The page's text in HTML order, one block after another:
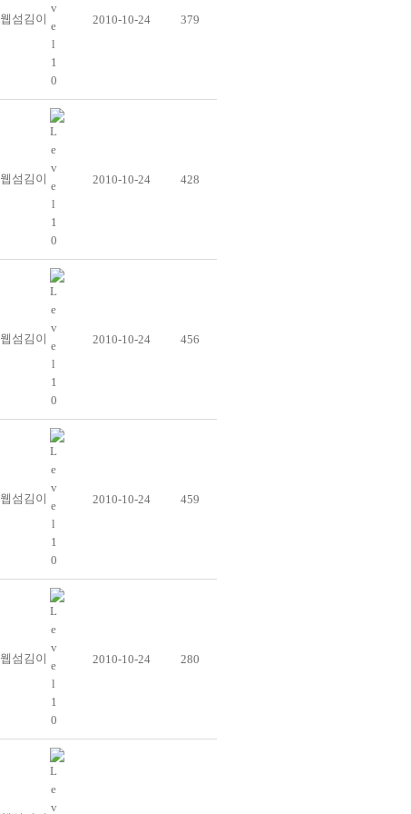
웹섬김이 2010-10-24 379
웹섬김이 2010-10-24 428
웹섬김이 2010-10-24 456
웹섬김이 2010-10-24 459
웹섬김이 2010-10-24 280